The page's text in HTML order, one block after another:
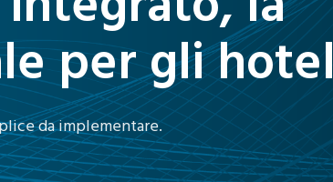
per gli hotel
da implementare.